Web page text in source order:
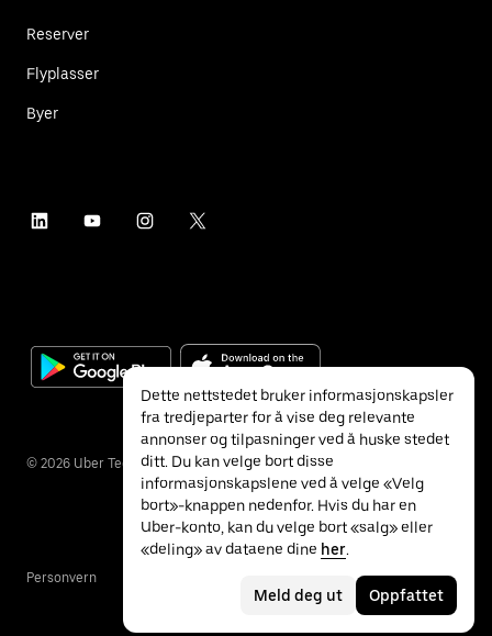
Reserver
Flyplasser
Byer
© 2026 Uber Technologies Inc.
Personvern
Dette nettstedet bruker informasjonskapsler
fra tredjeparter for å vise deg relevante
annonser og tilpasninger ved å huske stedet
ditt. Du kan velge bort disse
informasjonskapslene ved å velge «Velg
bort»-knappen nedenfor. Hvis du har en
Uber-konto, kan du velge bort «salg» eller
«deling» av dataene dine her.
Meld deg ut Oppfattet